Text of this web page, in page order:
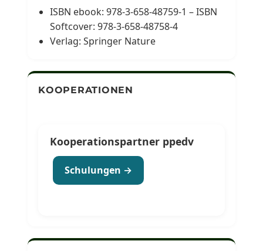
ISBN ebook: 978-3-658-48759-1 – ISBN
Softcover: 978-3-658-48758-4
Verlag: Springer Nature
KOOPERATIONEN
Kooperationspartner ppedv
Schulungen →